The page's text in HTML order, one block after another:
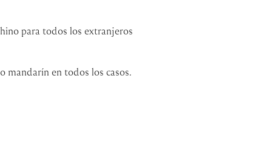
para todos los extranjeros
mandarín en todos los casos.